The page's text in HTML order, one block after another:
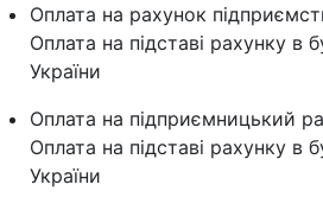
Оплата на рахунок
Оплата на підставі рахунку в
України
Оплата на підприємницький
Оплата на підставі рахунку в
України